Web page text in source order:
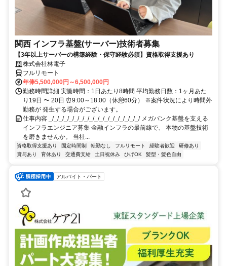
関西 インフラ基盤(サーバー)技術者募集
【3年以上サーバーの構築経験・保守経験必須】資格取得支援あり
株式会社林電子
フルリモート
年俸5,500,000円～6,500,000円
勤務時間詳細 実働時間：1日あたり8時間 平均勤務日数：1ヶ月あた
り19日 〜 20日 ⏰9:00～18:00（休憩60分） ※案件状況により時間外
勤務が 発生する場合がございます。
仕事内容 _/_/_/_/_/_/_/_/_/_/_/_/_/_/_/_/_/_/ メガバンク基盤を支える
インフラエンジニア募集 金融インフラの最前線で、 本物の基盤技術
を磨きませんか。 当社...
資格取得支援あり 固定時間制 転勤なし フルリモート 経験者歓迎
研修あり
賞与あり
育休あり 交通費支給 土日祝休み ひげOK 髪型・髪色自由
アルバイト・パート